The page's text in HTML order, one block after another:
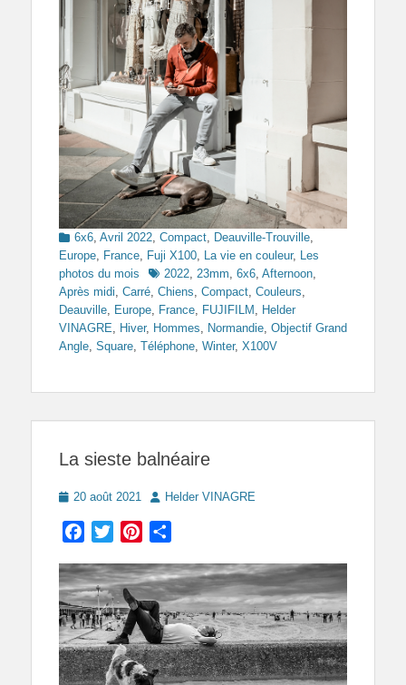
Categories
6x6 Avril 2022 Compact Deauville-Trouville
Europe France Fuji X100 La vie en couleur, Les
photos du mois
Tags2022 23mm 6x6 Afternoon
Après midi Carré Chiens Compact Couleurs
Deauville Europe France FUJIFILM
Helder
VINAGRE
Hiver, Hommes Normandie Objectif Grand
Angle Square Téléphone Winter, X100V
La sieste balnéaire
Posted
20 août 2021 AuthorHelder VINAGRE
Facebook
TwitterPinterest